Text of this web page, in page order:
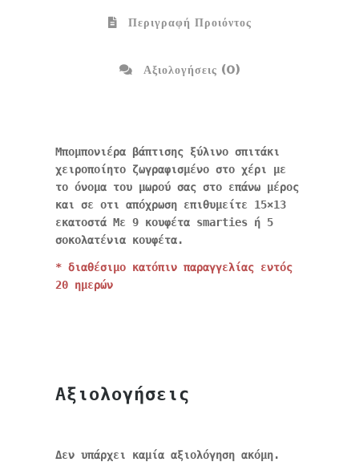
Περιγραφή Προιόντος
Αξιολογήσεις (0)
Μπομπονιέρα βάπτισης ξύλινο σπιτάκι
χειροποίητο ζωγραφισμένο στο χέρι με
το όνομα του μωρού σας στο επάνω μέρος
και σε οτι απόχρωση επιθυμείτε 15×13
εκατοστά Με 9 κουφέτα smarties ή 5
σοκολατένια κουφέτα.
* διαθέσιμο κατόπιν παραγγελίας εντός
20 ημερών
Αξιολογήσεις
Δεν υπάρχει καμία αξιολόγηση ακόμη.